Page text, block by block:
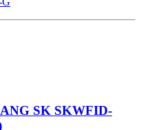
SK SKWFID-